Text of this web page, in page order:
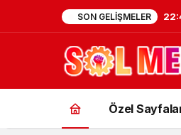
SON GELIŞMELER
Özel